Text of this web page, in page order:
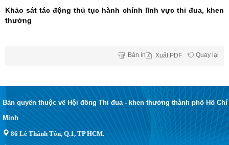
Khảo sát tác động thủ tục hành chính lĩnh vực thi đua, khen
thưởng
Quay lại
Xuất PDF
Bản in
Bản quyền thuộc về Hội đồng Thi đua - khen thưởng thành phố Hồ Chí
Minh
86 Lê Thánh Tôn, Q.1, TP HCM.